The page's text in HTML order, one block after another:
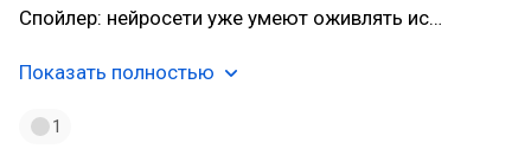
Спойлер: нейросети уже умеют оживлять ис…
Показать полностью
1